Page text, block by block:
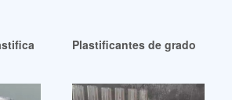
Dinch en China, República
Plastificantes de grado